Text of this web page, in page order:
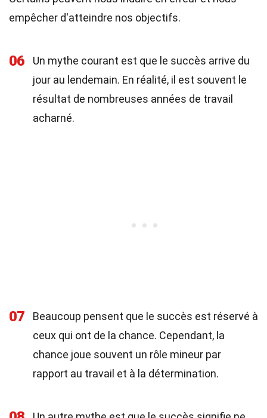
empêcher d'atteindre nos objectifs.
06
Un mythe courant est que le succès arrive du
jour au lendemain. En réalité, il est souvent le
résultat de nombreuses années de travail
acharné.
07
Beaucoup pensent que le succès est réservé à
ceux qui ont de la chance. Cependant, la
chance joue souvent un rôle mineur par
rapport au travail et à la détermination.